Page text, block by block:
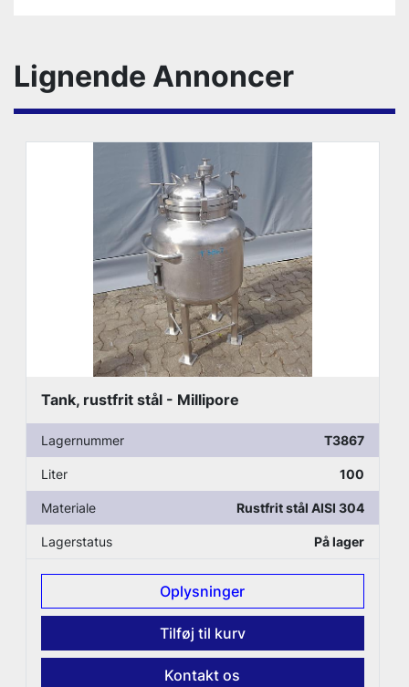
Lignende Annoncer
Tank, rustfrit stål - Millipore
Lagernummer T3867
Liter 100
Materiale Rustfrit stål AISI 304
Lagerstatus På lager
Oplysninger
Tilføj til kurv
Kontakt os